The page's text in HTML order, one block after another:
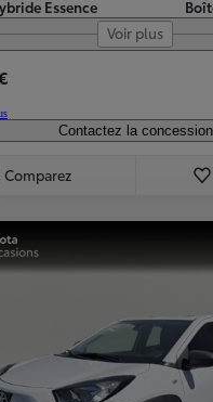
Essence
Voir plus
Contactez la concession
Comparez